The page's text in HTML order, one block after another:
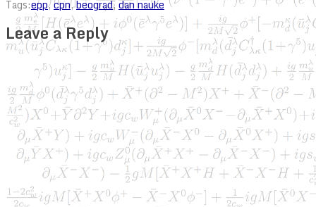
Tags:epp,cpn,beograd, dan nauke
Leave a Reply